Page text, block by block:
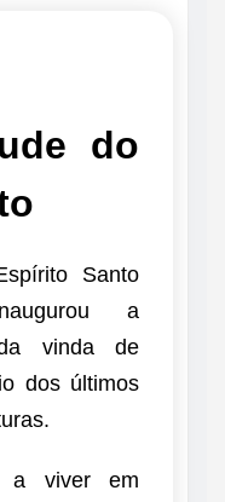
do
Santo
a
vinda de
dos últimos
a viver em